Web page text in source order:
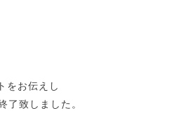
をお伝えし
了致しました。